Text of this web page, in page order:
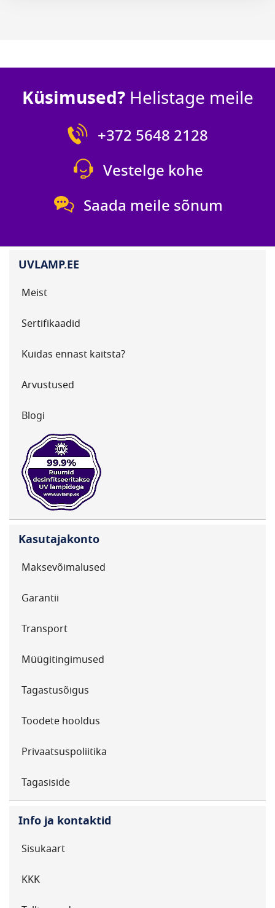
Küsimused?Helistage meile
+372 5648 2128
Vestelge kohe
Saada meile sõnum
UVLAMP.EE
Meist
Sertifikaadid
Kuidas ennast kaitsta?
Arvustused
Blogi
Kasutajakonto
Maksevõimalused
Garantii
Transport
Müügitingimused
Tagastusõigus
Toodete hooldus
Privaatsuspoliitika
Tagasiside
Info ja kontaktid
Sisukaart
KKK